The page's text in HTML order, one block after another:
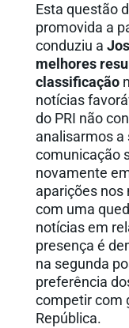
Esta questão
promovida a
conduziu a
melhores
classificação
notícias
do PRI não
analisarmos a
comunicação
novamente
aparições nos
com uma
notícias em
presença é
na segunda
preferência
competir com
República.